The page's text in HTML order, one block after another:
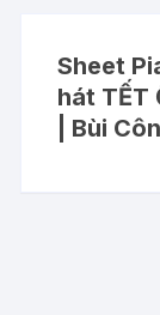
Sheet
hát TẾT
| Bùi